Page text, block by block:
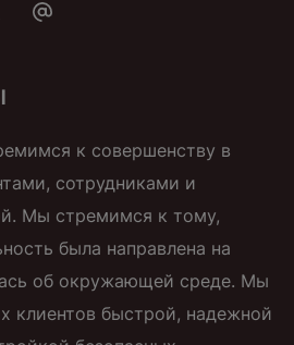
к совершенству в
сотрудниками и
Мы стремимся к тому,
была направлена ​​на
об окружающей среде. Мы
клиентов быстрой, надежной